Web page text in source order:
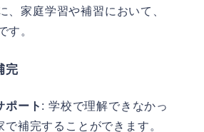
、家庭学習や補習において、
す。
完
ポート : 学校で理解できなかっ
で補完することができます。